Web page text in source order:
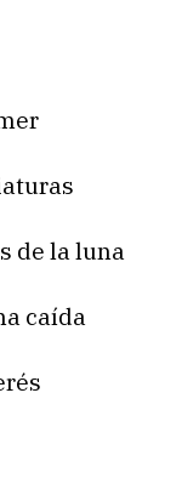
de la luna
caída